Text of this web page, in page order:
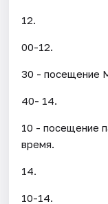
12.
00-12.
30 - посещение
40- 14.
10 - посещение
время.
14.
10-14.